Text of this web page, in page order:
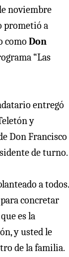
noviembre
prometió a
como Don
“Las
entregó
y
Don Francisco
de turno.
a todos.
concretar
es la
y usted le
de la familia.